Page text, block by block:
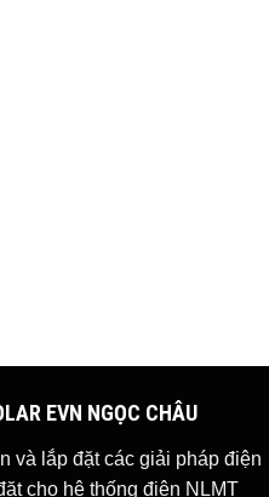
EVN NGỌC CHÂU
và lắp đặt các giải pháp điện
cho hệ thống điện NLMT